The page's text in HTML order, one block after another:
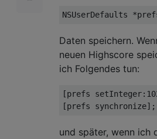
NSUserDefaults
Daten speichern.
neuen Highscore
ich Folgendes tun:
[prefs
[prefs synchronize
und später, wenn ich